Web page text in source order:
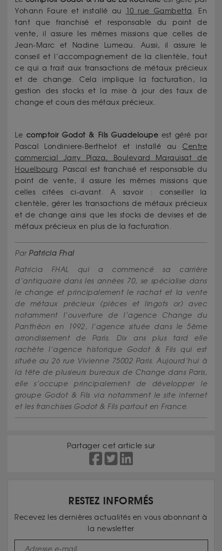
Yohann Faure et installé au
10 rue Gambetta. En
tant que franchisé et responsable du point de
vente, il assure les mêmes missions que celles de
Jean-Marc et Nadine Lumeau. Aussi, il assure le
conseil et l’accompagnement de la clientèle, tout
ce qui a trait aux transactions de métaux précieux
et de change. Cela implique la facturation, la
gestion des stocks et la mise à jour des taux de
change et cours des métaux précieux.
Le comptoir Godot & FilsGuadeloupe est géré par
Pascal Londiniere-Berthelot et installé au Centre
commercial Jarry Plaza, Boulevard Marquisat de
Houelbourg. Pascal est franchisé et responsable du
point de vente, il assure les mêmes missions que
celles citées ci-avant. A savoir : conseiller la
clientèle, gérer les transactions de métaux précieux
et de change ainsi que les stocks de devises et de
métaux précieux en plus de la facturation.
Par Patricia Fhal
Patricia FHAL qui a commencé sa carrière
d’antiquaire dans les années 70, se spécialise dans
le change et principalement le rachat et la vente
de métaux précieux (pièces et lingots or) avec
notamment l’ouverture de l’agence Change du
Panthéon en 1992, l’agence située dans le 5ème
arrondissement de Paris. Dix ans plus tard elle
rachète l’agence historique Godot & Fils qui est
située au 26 rue Vivienne 75002 Paris. Aujourd’hui à
la tête de plusieurs bureaux de Change dans Paris,
elle s’occupe principalement de développer le
groupe Godot & Fils via notamment le site internet
et les franchises Godot & Fils partout en France.
Partager cet article sur
RESTEZ INFORMÉS
Recevez les dernières actualités en vous abonnant à
la newsletter